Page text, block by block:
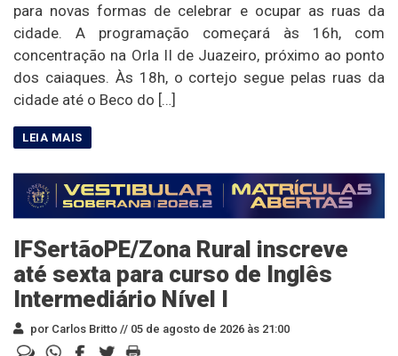
para novas formas de celebrar e ocupar as ruas da
cidade. A programação começará às 16h, com
concentração na Orla II de Juazeiro, próximo ao ponto
dos caiaques. Às 18h, o cortejo segue pelas ruas da
cidade até o Beco do […]
IFSertãoPE/Zona Rural inscreve
até sexta para curso de Inglês
Intermediário Nível I
por Carlos Britto // 05 de agosto de 2026 às 21:00